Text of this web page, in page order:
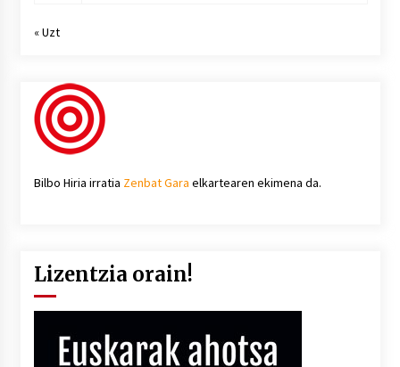
« Uzt
Bilbo Hiria irratia Zenbat Gara elkartearen ekimena da.
Lizentzia orain!